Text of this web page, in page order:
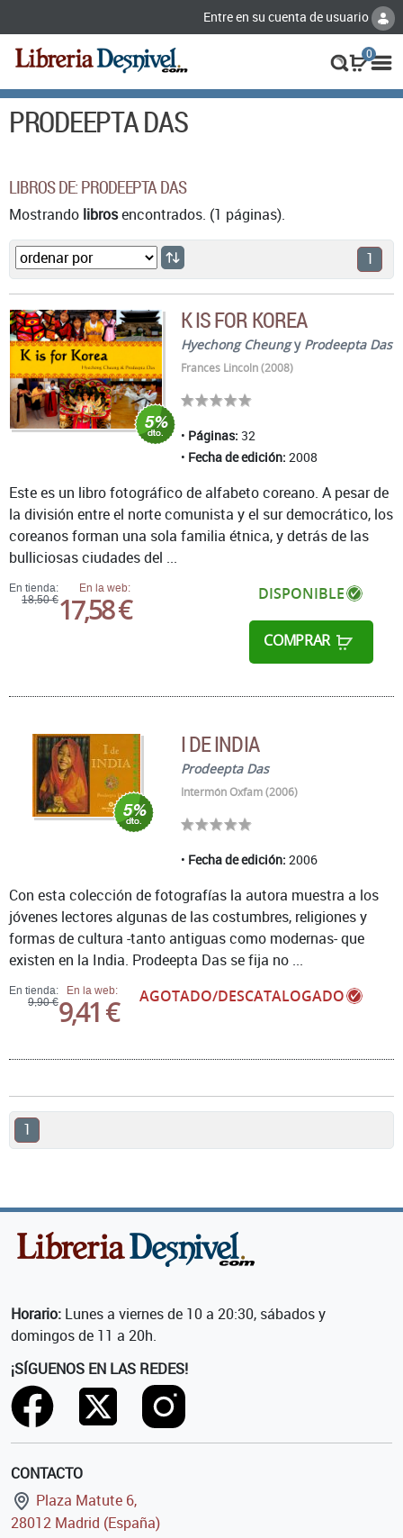
Entre en su cuenta de usuario
0
PRODEEPTA DAS
LIBROS DE: PRODEEPTA DAS
Mostrando librosencontrados. (1 páginas).
1
K IS FOR KOREA
Hyechong Cheungy Prodeepta Das
Frances Lincoln (2008)
Páginas: 32
Fecha de edición: 2008
En tienda:
18,50 €
En la web:
17,58 € DISPONIBLE
COMPRAR
Este es un libro fotográfico de alfabeto coreano. A pesar de
la división entre el norte comunista y el sur democrático, los
coreanos forman una sola familia étnica, y detrás de las
bulliciosas ciudades del ...
I DE INDIA
Prodeepta Das
Intermón Oxfam (2006)
Fecha de edición: 2006
En tienda:
9,90 €
En la web:
9,41 € AGOTADO/DESCATALOGADO
Con esta colección de fotografías la autora muestra a los
jóvenes lectores algunas de las costumbres, religiones y
formas de cultura -tanto antiguas como modernas- que
existen en la India. Prodeepta Das se fija no ...
1
Horario: Lunes a viernes de 10 a 20:30, sábados y
domingos de 11 a 20h.
¡SÍGUENOS EN LAS REDES!
CONTACTO
Plaza Matute 6,
28012 Madrid (España)